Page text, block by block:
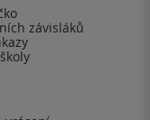
závisláků